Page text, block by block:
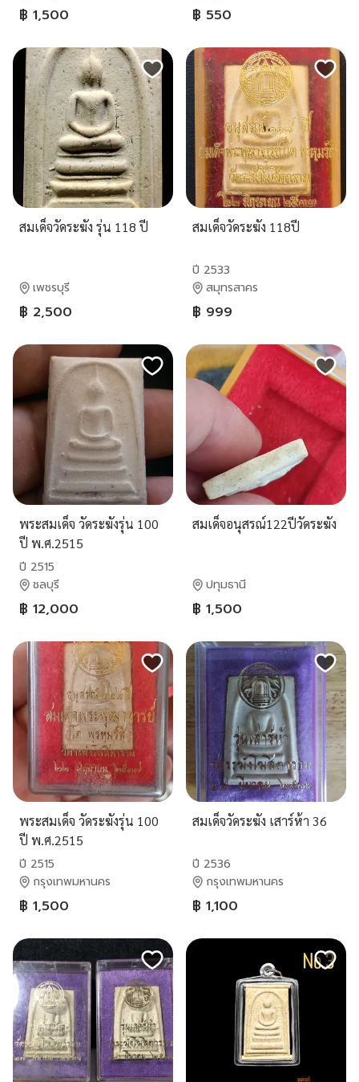
฿ 1,500 ฿ 550
สมเด็จวัดระฆัง รุ่น 118 ปี
เพชรบุรี
฿ 2,500
สมเด็จวัดระฆัง 118ปี
ปี 2533
สมุทรสาคร
฿ 999
พระสมเด็จ วัดระฆังรุ่น 100
ปี พ.ศ.2515
ปี 2515
ชลบุรี
฿ 12,000
สมเด็จอนุสรณ์122ปีวัดระฆัง
ปทุมธานี
฿ 1,500
พระสมเด็จ วัดระฆังรุ่น 100
ปี พ.ศ.2515
ปี 2515
กรุงเทพมหานคร
฿ 1,500
สมเด็จวัดระฆัง เสาร์ห้า 36
ปี 2536
กรุงเทพมหานคร
฿ 1,100